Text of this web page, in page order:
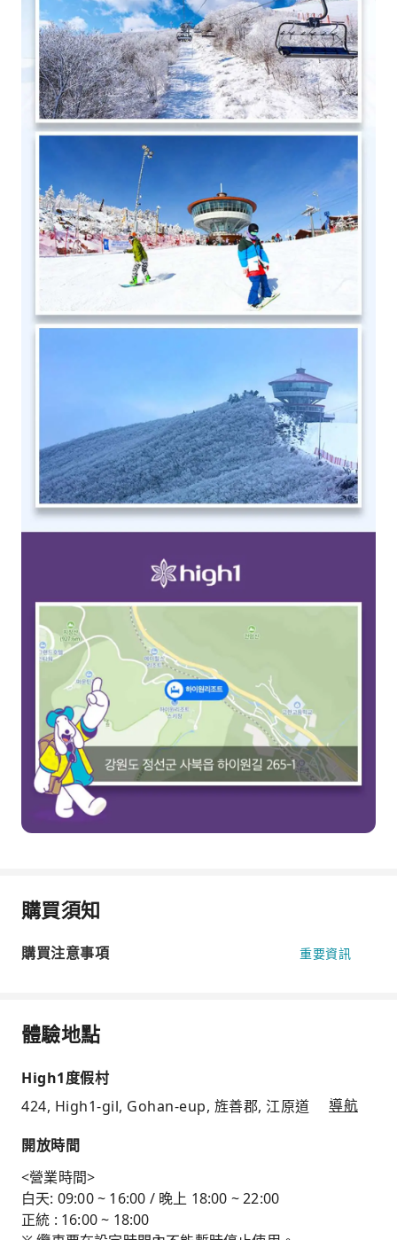
購買須知
購買注意事項 重要資訊
體驗地點
High1度假村
424, High1-gil, Gohan-eup, 旌善郡, 江原道
導航
開放時間
<營業時間>
白天: 09:00 ~ 16:00 / 晚上 18:00 ~ 22:00
正統 : 16:00 ~ 18:00